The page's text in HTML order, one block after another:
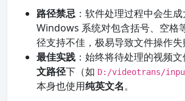
路径禁忌 ：软件处理过程中会生
Windows 系统对包含括号、空格
径支持不佳，极易导致文件操作失
最佳实践 ：始终将待处理的视频
文路径下（如 D:/videotrans/
本身也使用纯英文名。